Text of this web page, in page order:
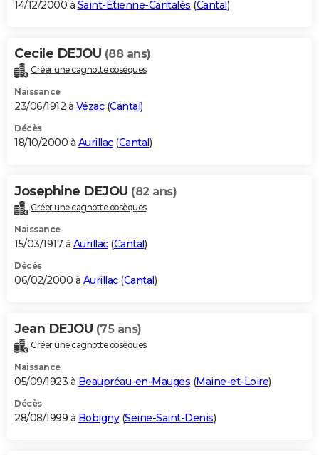
14/12/2000 à Saint-Étienne-Cantalès (Cantal)
Cecile DEJOU (88 ans)
Créer une cagnotte obsèques
Naissance
23/06/1912 à Vézac(Cantal)
Décès
18/10/2000 à Aurillac(Cantal)
Josephine DEJOU (82 ans)
Créer une cagnotte obsèques
Naissance
15/03/1917 à Aurillac(Cantal)
Décès
06/02/2000 à Aurillac(Cantal)
Jean DEJOU (75 ans)
Créer une cagnotte obsèques
Naissance
05/09/1923 à Beaupréau-en-Mauges (Maine-et-Loire)
Décès
28/08/1999 à Bobigny(Seine-Saint-Denis)